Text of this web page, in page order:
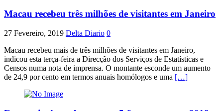
Macau recebeu três milhões de visitantes em Janeiro
27 Fevereiro, 2019 Delta Diario 0
Macau recebeu mais de três milhões de visitantes em Janeiro,
indicou esta terça-feira a Direcção dos Serviços de Estatísticas e
Censos numa nota de imprensa. O montante esconde um aumento
de 24,9 por cento em termos anuais homólogos e uma […]